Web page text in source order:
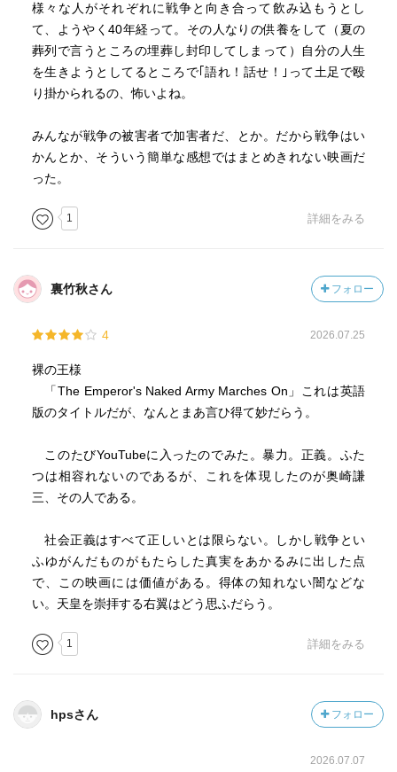
ことも気にせず、朝五時という時間でも当時のことを話し
てくれた。過去には誠実なのだろう。
【射殺した古清水隊長】
関係者の証言を見れば射殺は明らかだが、やっていないと
いるし、今更言えないというのはあっただろう。が、他の
人とのインタビューが無ければ古清水の話を信じてしまい
せよ、印象はよくない。
病気飲みにありながら、当時はみんなが仕方なかったし、
それぞれにそれぞれが考えがあるのだ、ということを、感
■真相について
れた）で話が進みつつ、中盤から展開し、カニバリズムの
話になる。
現地人は「黒豚」、白人は「白豚」と呼んで食べていたこ
と、上官は知らなかった可能性があること。
それはある小部隊のちょっとした出来事ではなく、ある程
度の規模で行われていたこと、当たり前のこと、公然の秘
密だったらしいことが語られる。
くて捕まえられないし負けちゃうから、という語りはリア
ルだった。
そして、日本兵同士でも食べていたことが明かされる。す
様々な人がそれぞれに戦争と向き合って飲み込もうとし
て、ようやく40年経って。その人なりの供養をして（夏の
葬列で言うところの埋葬し封印してしまって）自分の人生
を生きようとしてるところで｢語れ！話せ！｣って土足で殴
り掛かられるの、怖いよね。
みんなが戦争の被害者で加害者だ、とか。だから戦争はい
かんとか、そういう簡単な感想ではまとめきれない映画だ
った。
1 詳細をみる
裏竹秋さん フォロー
4 2026.07.25
裸の王様
「The Emperor's Naked Army Marches On」これは英語
版のタイトルだが、なんとまあ言ひ得て妙だらう。
このたびYouTubeに入ったのでみた。暴力。正義。ふた
つは相容れないのであるが、これを体現したのが奥崎謙
三、その人である。
社会正義はすべて正しいとは限らない。しかし戦争とい
ふゆがんだものがもたらした真実をあかるみに出した点
で、この映画には価値がある。得体の知れない闇などな
い。天皇を崇拝する右翼はどう思ふだらう。
1 詳細をみる
hpsさん フォロー
2026.07.07